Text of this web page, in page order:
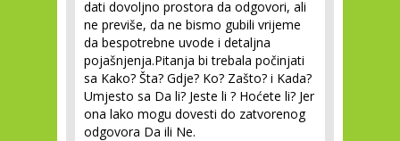
dati dovoljno prostora da odgovori, ali
ne previše, da ne bismo gubili vrijeme
da bespotrebne uvode i detaljna
pojašnjenja.Pitanja bi trebala počinjati
sa Kako? Šta? Gdje? Ko? Zašto? i Kada?
Umjesto sa Da li? Jeste li ? Hoćete li? Jer
ona lako mogu dovesti do zatvorenog
odgovora Da ili Ne.